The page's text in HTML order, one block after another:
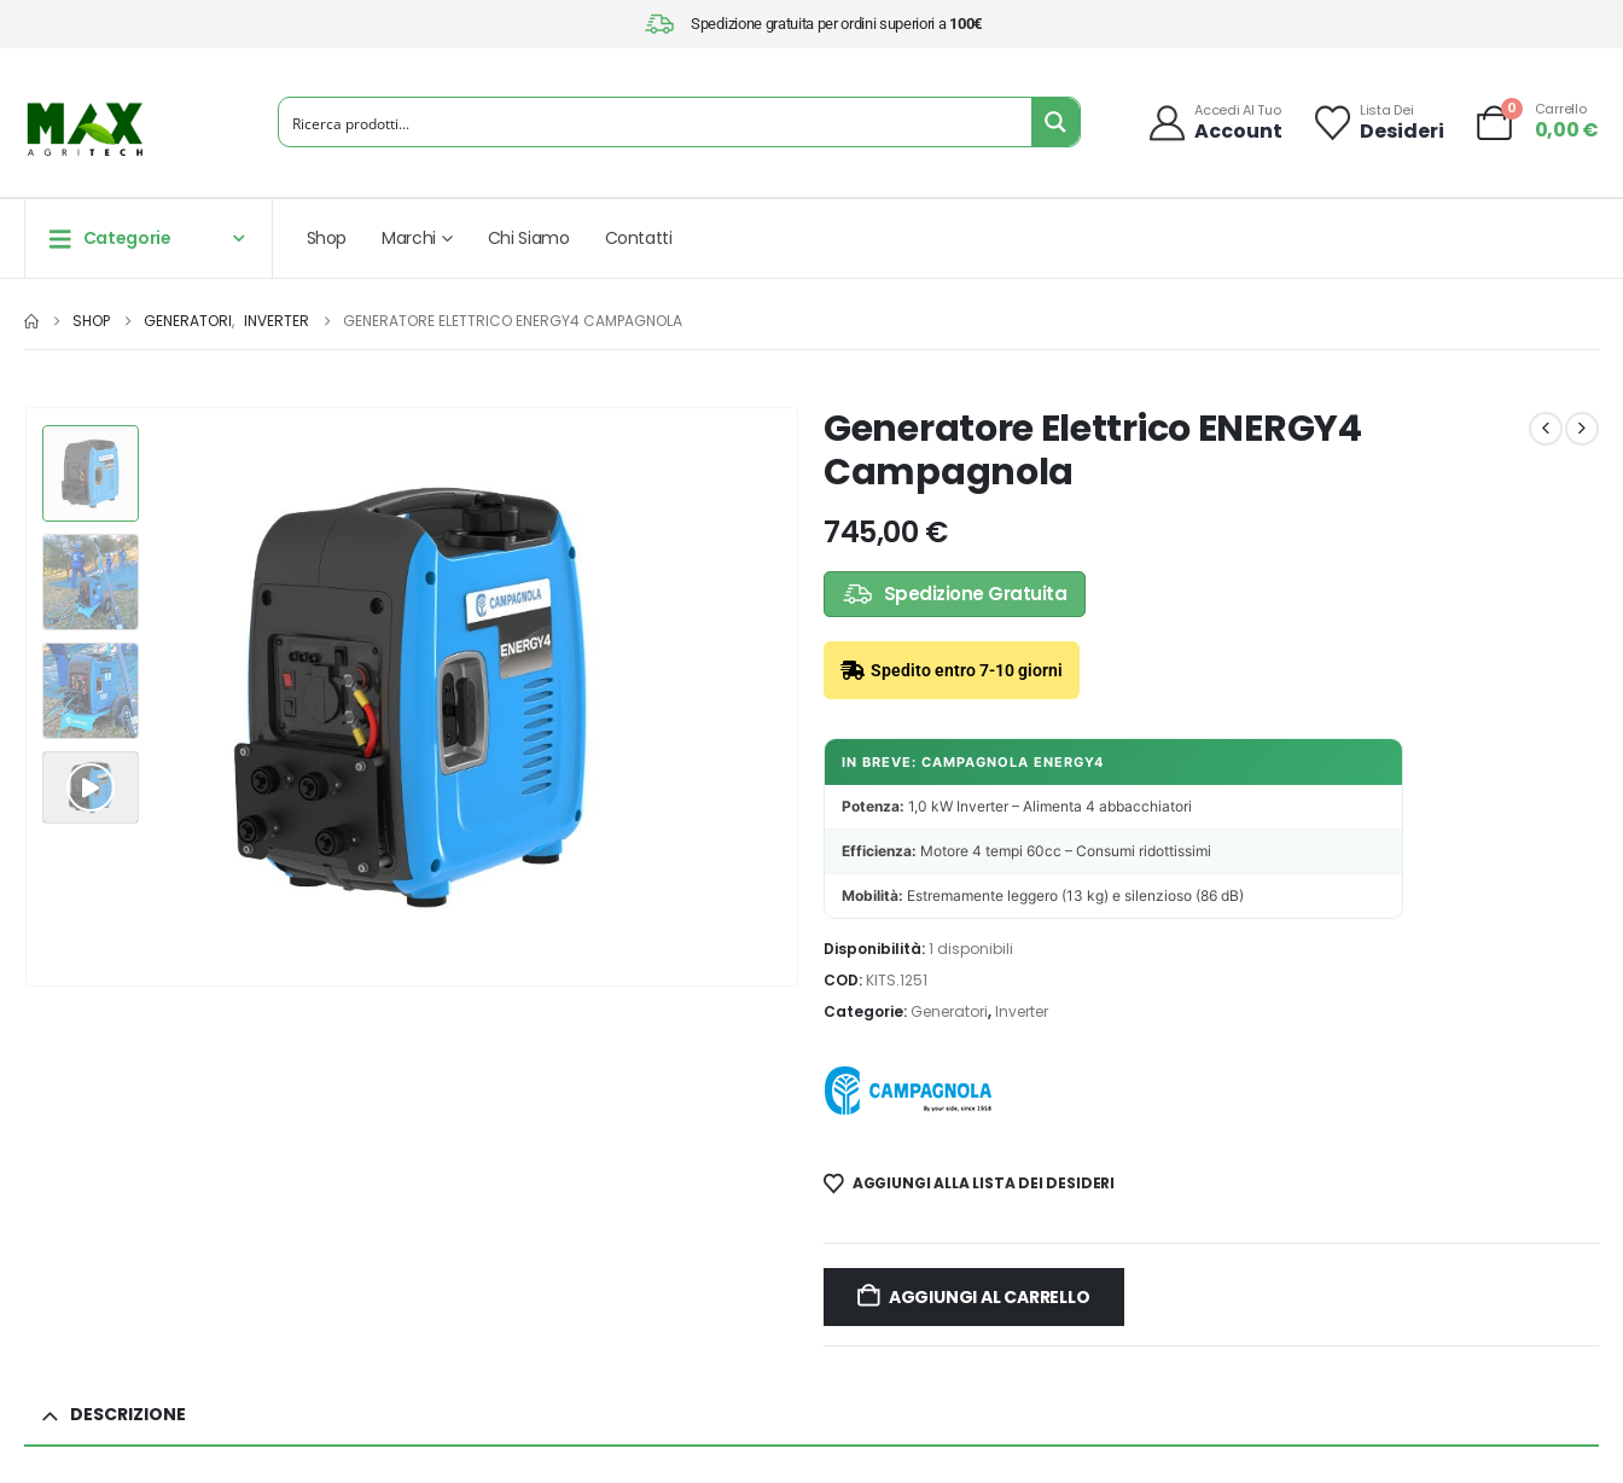
Spedizione gratuita per ordini superiori a 100€
Accedi Al Tuo
Account
Lista Dei
Desideri
0 Carrello
0,00€
Categorie Shop Marchi Chi Siamo Contatti
SHOP GENERATORI, INVERTER GENERATORE ELETTRICO ENERGY4 CAMPAGNOLA
Generatore Elettrico ENERGY4
Campagnola
745,00 €
Spedizione Gratuita
Spedito entro 7-10 giorni
IN BREVE: CAMPAGNOLA ENERGY4
Potenza: 1,0 kW Inverter – Alimenta 4 abbacchiatori
Efficienza: Motore 4 tempi 60cc – Consumi ridottissimi
Mobilità: Estremamente leggero (13 kg) e silenzioso (86 dB)
Disponibilità:1 disponibili
COD: KITS.1251
Categorie: Generatori, Inverter
AGGIUNGI ALLA LISTA DEI DESIDERI
AGGIUNGI AL CARRELLO
DESCRIZIONE